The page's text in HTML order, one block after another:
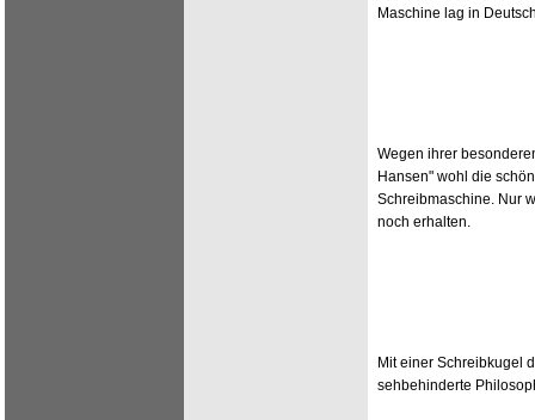
Maschine lag in
Wegen ihrer
Hansen" wohl die
Schreibmaschine. Nur
noch erhalten.
Mit einer Schreibkugel
sehbehinderte